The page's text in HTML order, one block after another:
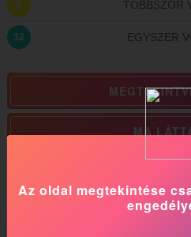
8 TÖBBSZÖR
32 EGYSZER
MA
Az oldal megtekintése